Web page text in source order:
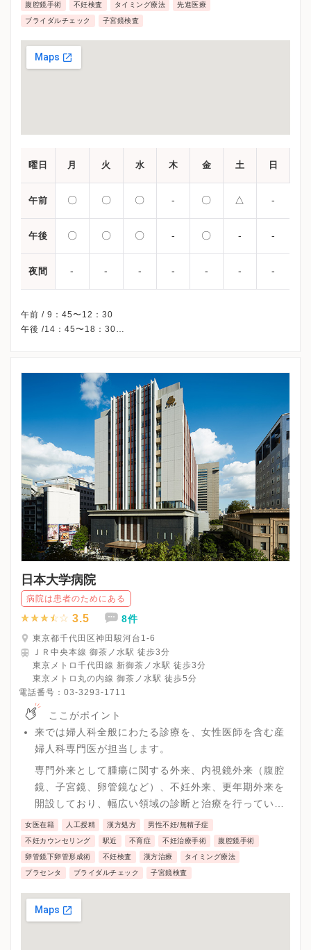
腹腔鏡手術 不妊検査 タイミング療法 先進医療
ブライダルチェック 子宮鏡検査
曜日 月 火 水 木 金 土 日
午前 〇 〇 〇 - 〇 △ -
午後 〇 〇 〇 - 〇 - -
夜間 - - - - - - -
午前 / 9：45〜12：30
午後 /14：45〜18：30
※土曜午後は特別予約のみです。
※詳細はクリニックHPを確認、または直接お問い合わせくださ
日本大学病院
病院は患者のためにある
3.5 8件
東京都千代田区神田駿河台1-6
ＪＲ中央本線 御茶ノ水駅 徒歩3分
東京メトロ千代田線 新御茶ノ水駅 徒歩3分
東京メトロ丸の内線 御茶ノ水駅 徒歩5分
電話番号： 03-3293-1711
ここがポイント
来では婦人科全般にわたる診療を、女性医師を含む産
婦人科専門医が担当します。
専門外来として腫瘍に関する外来、内視鏡外来（腹腔
鏡、子宮鏡、卵管鏡など）、不妊外来、更年期外来を
開設しており、幅広い領域の診断と治療を行っていま
す。
不妊症に関しては、超音波検査、ホルモン測定、子宮
卵管造影、精液検査､ヒューナーテスト、外来での子宮
鏡検査などを行っています。治療としては卵管鏡下卵
女医在籍 人工授精 漢方処方 男性不妊/無精子症
不妊カウンセリング 駅近 不育症 不妊治療手術 腹腔鏡手術
卵管鏡下卵管形成術 不妊検査 漢方治療 タイミング療法
プラセンタ ブライダルチェック 子宮鏡検査